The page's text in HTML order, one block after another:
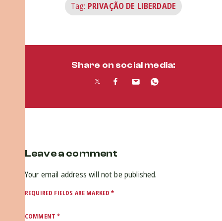
Tag: PRIVAÇÃO DE LIBERDADE
Share on social media:
Leave a comment
Your email address will not be published.
REQUIRED FIELDS ARE MARKED*
COMMENT*